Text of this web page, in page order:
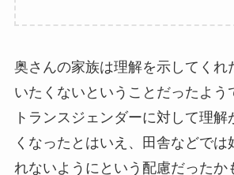
奥さんの家族は理解を示してくれ
いたくないということだったよう
トランスジェンダーに対して理解
くなったとはいえ、田舎などでは
れないようにという配慮だったか